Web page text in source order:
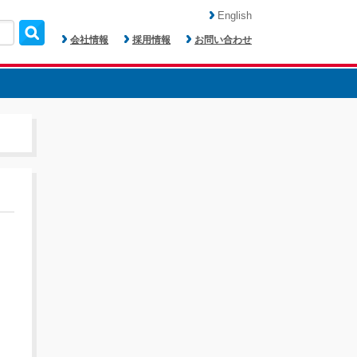
会社情報 採用情報 お問い合わせ
English